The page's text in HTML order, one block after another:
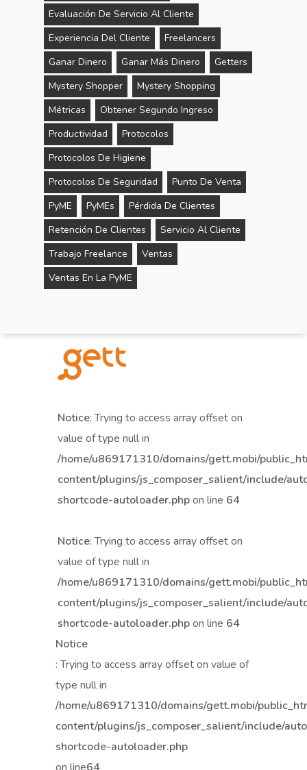
Evaluación De Servicio Al Cliente
Experiencia Del Cliente
Freelancers
Ganar Dinero
Ganar Más Dinero
Getters
Mystery Shopper
Mystery Shopping
Métricas
Obtener Segundo Ingreso
Productividad
Protocolos
Protocolos De Higiene
Protocolos De Seguridad
Punto De Venta
PyME
PyMEs
Pérdida De Clientes
Retención De Clientes
Servicio Al Cliente
Trabajo Freelance
Ventas
Ventas En La PyME
Notice: Trying to access array offset on
value of type null in
/home/u869171310/domains/gett.mobi/
content/plugins/js_composer_salient/include/
shortcode-autoloader.phpon line 64
Notice: Trying to access array offset on
value of type null in
/home/u869171310/domains/gett.mobi/
content/plugins/js_composer_salient/include/
shortcode-autoloader.phpon line 64
Notice
: Trying to access array offset on value of
type null in
/home/u869171310/domains/gett.mobi/
content/plugins/js_composer_salient/include/
shortcode-autoloader.php